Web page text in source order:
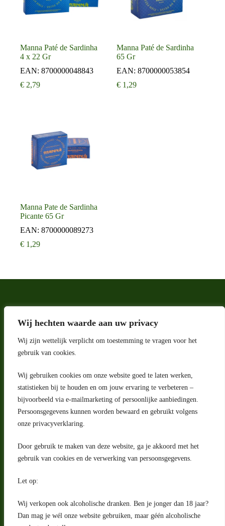
Wij hechten waarde aan uw privacy
Wij zijn wettelijk verplicht om toestemming te vragen voor het
gebruik van cookies.
Wij gebruiken cookies om onze website goed te laten werken,
statistieken bij te houden en om jouw ervaring te verbeteren –
bijvoorbeeld via e-mailmarketing of persoonlijke aanbiedingen.
Persoonsgegevens kunnen worden bewaard en gebruikt volgens
onze privacyverklaring.
Door gebruik te maken van deze website, ga je akkoord met het
gebruik van cookies en de verwerking van persoonsgegevens.
Let op:
Wij verkopen ook alcoholische dranken. Ben je jonger dan 18 jaar?
Dan mag je wél onze website gebruiken, maar géén alcoholische
Manna Paté de Sardinha
4 x 22 Gr
EAN: 8700000048843
€ 2,79
Manna Paté de Sardinha
65 Gr
EAN:8700000053854
€ 1,29
Manna Pate de Sardinha
Picante 65 Gr
EAN: 8700000089273
€ 1,29
Adres
Riga 4 E
2993 LW Barendrecht
Nederland
Contact
klantenservice@portugeseproducten.nl
Facebook
Herroepingsrecht